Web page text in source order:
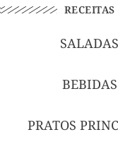
RECEITAS
SALADAS
BEBIDAS
PRATOS